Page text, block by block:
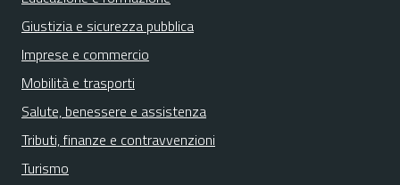
Giustizia e sicurezza pubblica
Imprese e commercio
Mobilità e trasporti
Salute, benessere e assistenza
Tributi, finanze e contravvenzioni
Turismo